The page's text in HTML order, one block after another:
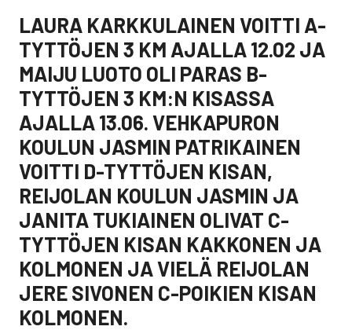
LAURA KARKKULAINEN VOITTI A-
TYTTÖJEN 3 KM AJALLA 12.02 JA
MAIJU LUOTO OLI PARAS B-
TYTTÖJEN 3 KM:N KISASSA
AJALLA 13.06. VEHKAPURON
KOULUN JASMIN PATRIKAINEN
VOITTI D-TYTTÖJEN KISAN,
REIJOLAN KOULUN JASMIN JA
JANITA TUKIAINEN OLIVAT C-
TYTTÖJEN KISAN KAKKONEN JA
KOLMONEN JA VIELÄ REIJOLAN
JERE SIVONEN C-POIKIEN KISAN
KOLMONEN.